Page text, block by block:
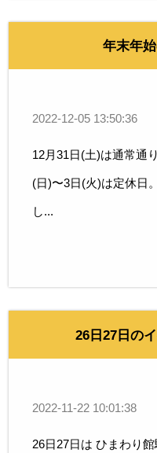
年末年
2022-12-05 13:50:36
12月31日(土)は通常通
(日)〜3日(火)は定休日
し...
26日27日の
2022-11-22 10:01:38
26日27日は ひまわり